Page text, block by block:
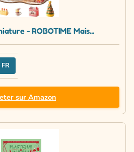
- ROBOTIME Mais...
sur Amazon